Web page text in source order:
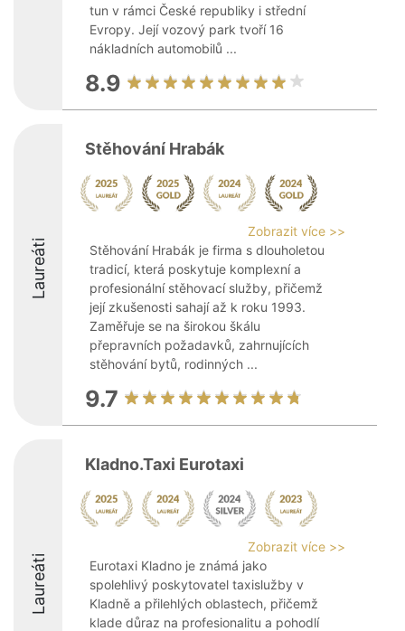
tun v rámci České republiky i střední
Evropy. Její vozový park tvoří 16
nákladních automobilů ...
8.9
Laureáti
Stěhování Hrabák
Zobrazit více >>
Stěhování Hrabák je firma s dlouholetou
tradicí, která poskytuje komplexní a
profesionální stěhovací služby, přičemž
její zkušenosti sahají až k roku 1993.
Zaměřuje se na širokou škálu
přepravních požadavků, zahrnujících
stěhování bytů, rodinných ...
9.7
Laureáti
Kladno.Taxi Eurotaxi
Zobrazit více >>
Eurotaxi Kladno je známá jako
spolehlivý poskytovatel taxislužby v
Kladně a přilehlých oblastech, přičemž
klade důraz na profesionalitu a pohodlí